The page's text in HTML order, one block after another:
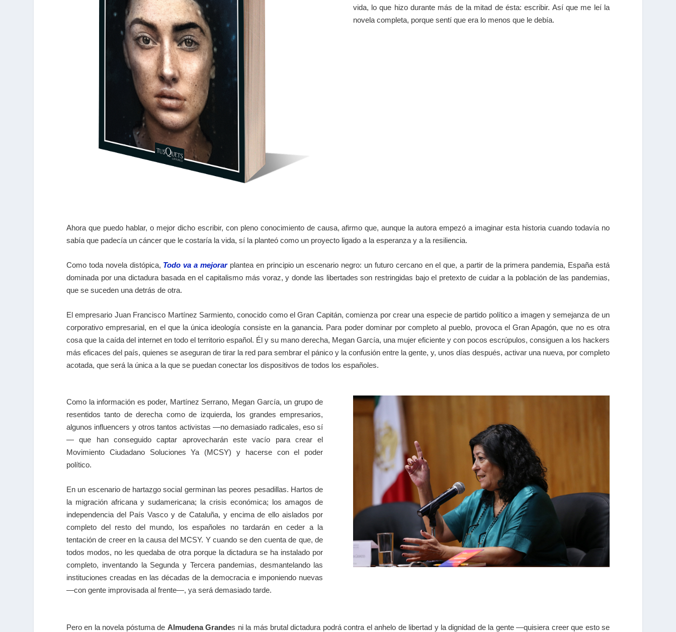
vida, lo que hizo durante más de la mitad de ésta: escribir. Así que me leí la
novela completa, porque sentí que era lo menos que le debía.
Ahora que puedo hablar, o mejor dicho escribir, con pleno conocimiento de causa, afirmo que, aunque la autora empezó a imaginar esta historia cuando todavía no
sabía que padecía un cáncer que le costaría la vida, sí la planteó como un proyecto ligado a la esperanza y a la resiliencia.
Como toda novela distópica, Todo va a mejorarplantea en principio un escenario negro: un futuro cercano en el que, a partir de la primera pandemia, España está
dominada por una dictadura basada en el capitalismo más voraz, y donde las libertades son restringidas bajo el pretexto de cuidar a la población de las pandemias,
que se suceden una detrás de otra.
El empresario Juan Francisco Martínez Sarmiento, conocido como el Gran Capitán, comienza por crear una especie de partido político a imagen y semejanza de un
corporativo empresarial, en el que la única ideología consiste en la ganancia. Para poder dominar por completo al pueblo, provoca el Gran Apagón, que no es otra
cosa que la caída del internet en todo el territorio español. Él y su mano derecha, Megan García, una mujer eficiente y con pocos escrúpulos, consiguen a los hackers
más eficaces del país, quienes se aseguran de tirar la red para sembrar el pánico y la confusión entre la gente, y, unos días después, activar una nueva, por completo
acotada, que será la única a la que se puedan conectar los dispositivos de todos los españoles.
Como la información es poder, Martínez Serrano, Megan García, un grupo de
resentidos tanto de derecha como de izquierda, los grandes empresarios,
algunos influencers y otros tantos activistas —no demasiado radicales, eso sí
— que han conseguido captar aprovecharán este vacío para crear el
Movimiento Ciudadano Soluciones Ya (MCSY) y hacerse con el poder
político.
En un escenario de hartazgo social germinan las peores pesadillas. Hartos de
la migración africana y sudamericana; la crisis económica; los amagos de
independencia del País Vasco y de Cataluña, y encima de ello aislados por
completo del resto del mundo, los españoles no tardarán en ceder a la
tentación de creer en la causa del MCSY. Y cuando se den cuenta de que, de
todos modos, no les quedaba de otra porque la dictadura se ha instalado por
completo, inventando la Segunda y Tercera pandemias, desmantelando las
instituciones creadas en las décadas de la democracia e imponiendo nuevas
―con gente improvisada al frente―, ya será demasiado tarde.
Pero en la novela póstuma de Almudena Grandes ni la más brutal dictadura podrá contra el anhelo de libertad y la dignidad de la gente —quisiera creer que esto se